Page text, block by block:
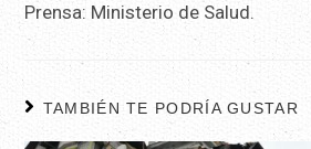
Prensa: Ministerio de Salud.
TAMBIÉN TE PODRÍA GUSTAR